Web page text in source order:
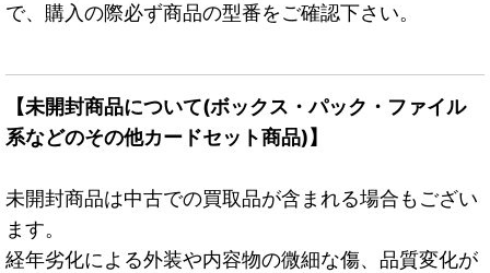
で、購入の際必ず商品の型番をご確認下さい。
【未開封商品について(ボックス・パック・ファイル
系などのその他カードセット商品)】
未開封商品は中古での買取品が含まれる場合もござい
ます。
経年劣化による外装や内容物の微細な傷、品質変化が